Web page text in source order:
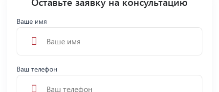
Ваше имя
Ваш телефон